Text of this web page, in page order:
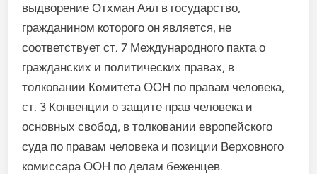
выдворение Отхман Аял в государство,
гражданином которого он является, не
соответствует ст. 7 Международного пакта о
гражданских и политических правах, в
толковании Комитета ООН по правам человека,
ст. 3 Конвенции о защите прав человека и
основных свобод, в толковании европейского
суда по правам человека и позиции Верховного
комиссара ООН по делам беженцев.